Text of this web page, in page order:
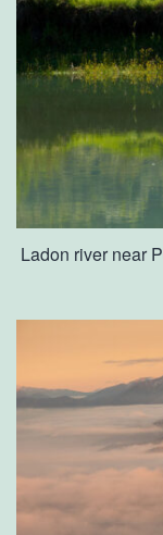
Ladon river near